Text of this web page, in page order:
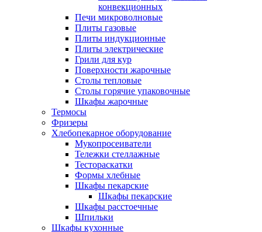
конвекционных
Печи микроволновые
Плиты газовые
Плиты индукционные
Плиты электрические
Грили для кур
Поверхности жарочные
Столы тепловые
Столы горячие упаковочные
Шкафы жарочные
Термосы
Фризеры
Хлебопекарное оборудование
Мукопросеиватели
Тележки стеллажные
Тестораскатки
Формы хлебные
Шкафы пекарские
Шкафы пекарские
Шкафы расстоечные
Шпильки
Шкафы кухонные